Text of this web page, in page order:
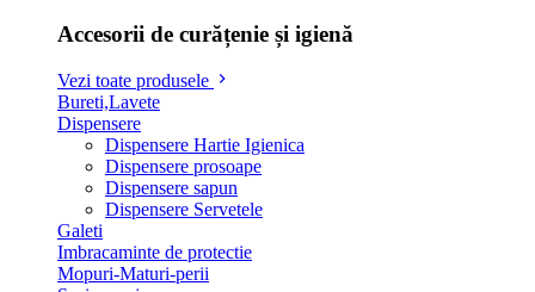
Accesorii de curățenie și igienă
Vezi toate produsele
Bureti,Lavete
Dispensere
Dispensere Hartie Igienica
Dispensere prosoape
Dispensere sapun
Dispensere Servetele
Galeti
Imbracaminte de protectie
Mopuri-Maturi-perii